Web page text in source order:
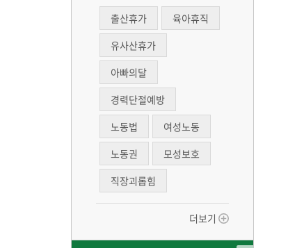
출산휴가
육아휴직
유사산휴가
아빠의달
경력단절예방
노동법
여성노동
노동권
모성보호
직장괴롭힘
더보기